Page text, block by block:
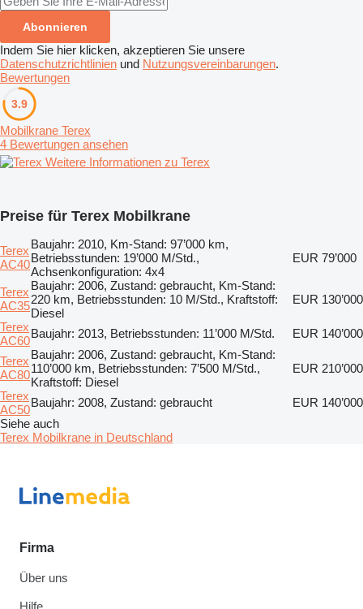
Abonnieren
Indem Sie hier klicken, akzeptieren Sie unsere
Datenschutzrichtlinien und Nutzungsvereinbarungen.
Bewertungen
3.9
Mobilkrane Terex
4 Bewertungen ansehen
Weitere Informationen zu Terex
Preise für Terex Mobilkrane
Terex
AC40
Baujahr: 2010, Km-Stand: 97’000 km,
Betriebsstunden: 19’000 M/Std.,
Achsenkonfiguration: 4x4
EUR 79’000
Terex
AC35
Baujahr: 2006, Zustand: gebraucht, Km-Stand:
220 km, Betriebsstunden: 10 M/Std., Kraftstoff:
Diesel
EUR 130’000
Terex
AC60
Baujahr: 2013, Betriebsstunden: 11’000 M/Std.
EUR 140’000
Terex
AC80
Baujahr: 2006, Zustand: gebraucht, Km-Stand:
110’000 km, Betriebsstunden: 7’500 M/Std.,
Kraftstoff: Diesel
EUR 210’000
Terex
AC50
Baujahr: 2008, Zustand: gebraucht
EUR 140’000
Siehe auch
Terex Mobilkrane in Deutschland
Firma
Über uns
Hilfe